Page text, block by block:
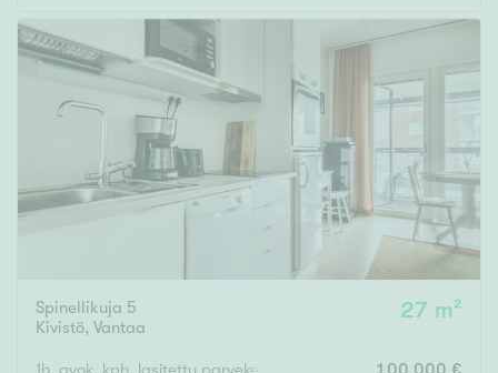
Muut
000 000 €
Asuinpinta-ala Kokonaispinta-ala
m²
Spinellikuja 5
Kivistö, Vantaa
27 m²